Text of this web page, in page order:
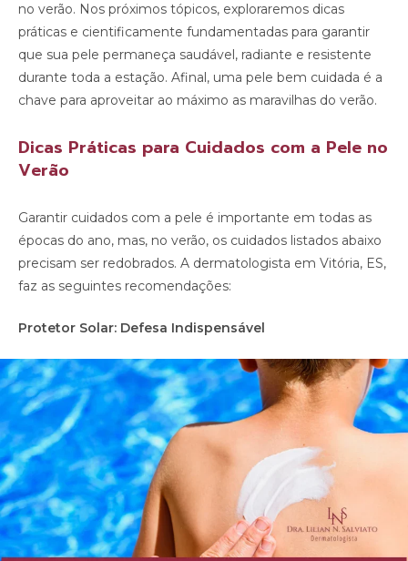
no verão. Nos próximos tópicos, exploraremos dicas
práticas e cientificamente fundamentadas para garantir
que sua pele permaneça saudável, radiante e resistente
durante toda a estação. Afinal, uma pele bem cuidada é a
chave para aproveitar ao máximo as maravilhas do verão.
Dicas Práticas para Cuidados com a Pele no
Verão
Garantir cuidados com a pele é importante em todas as
épocas do ano, mas, no verão, os cuidados listados abaixo
precisam ser redobrados. A dermatologista em Vitória, ES,
faz as seguintes recomendações:
Protetor Solar: Defesa Indispensável